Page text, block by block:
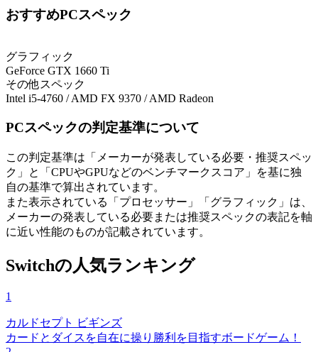
おすすめPCスペック
グラフィック
GeForce GTX 1660 Ti
その他スペック
Intel i5-4760 / AMD FX 9370 / AMD Radeon
PCスペックの判定基準について
この判定基準は「メーカーが発表している必要・推奨スペッ
ク」と「CPUやGPUなどのベンチマークスコア」を基に独
自の基準で算出されています。
また表示されている「プロセッサー」「グラフィック」は、
メーカーの発表している必要または推奨スペックの表記を軸
に近い性能のものが記載されています。
Switchの人気ランキング
1
カルドセプト ビギンズ
カードとダイスを自在に操り勝利を目指すボードゲーム！